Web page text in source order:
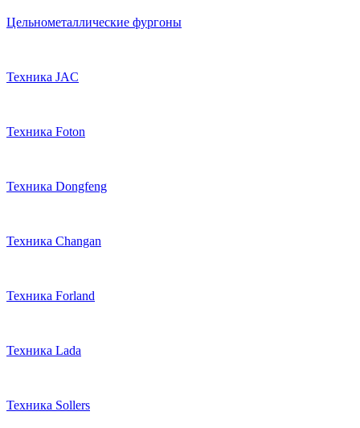
Цельнометаллические фургоны
Техника JAC
Техника Foton
Техника Dongfeng
Техника Changan
Техника Forland
Техника Lada
Техника Sollers